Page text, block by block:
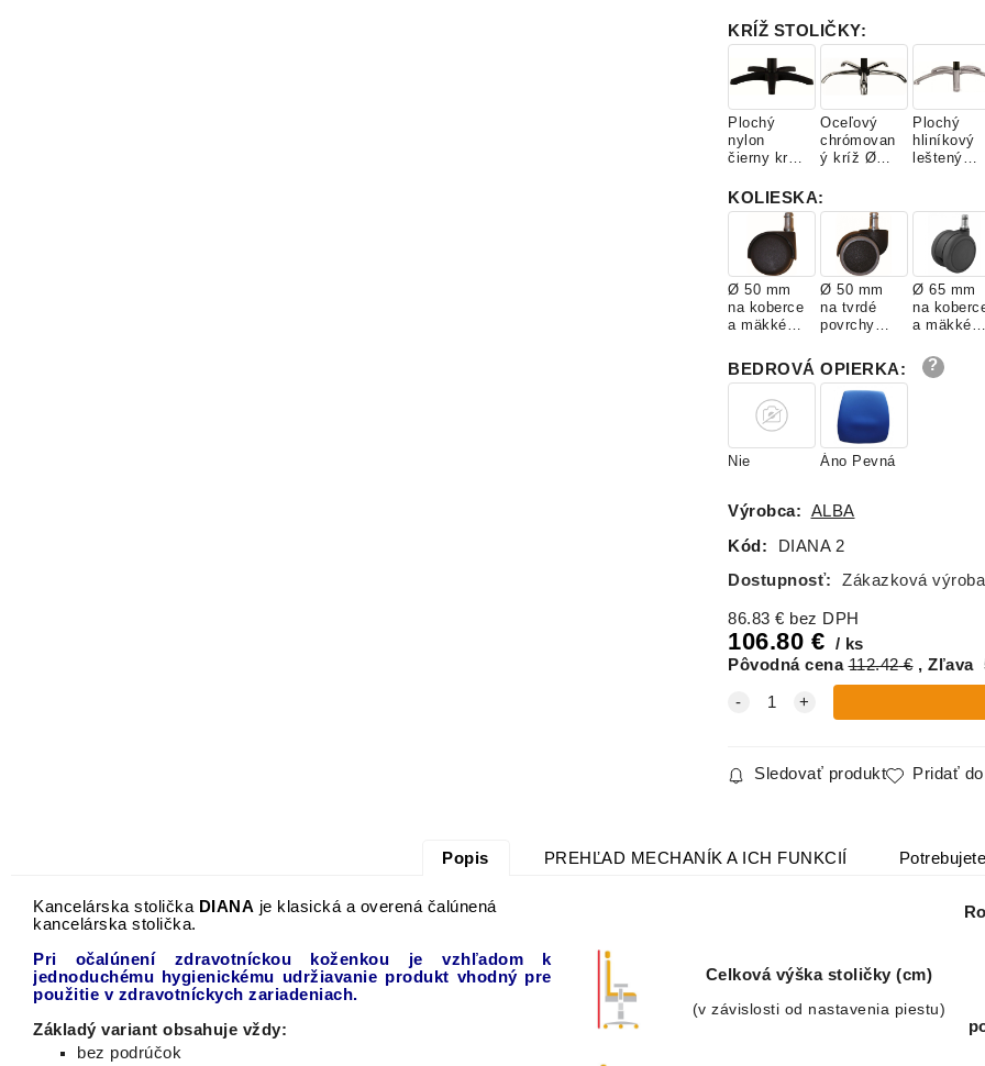
KRÍŽ STOLIČKY:
Plochý
nylon
čierny kríž
(1BAS01)
Oceľový
chrómovan
ý kríž Ø
čierny
piest
(1BAS09)
Plochý
hliníkový
leštený
čierny
piest
(1BAS11)
KOLIESKA:
Ø 50 mm
na koberce
a mäkké
(1KOL01)
Ø 50 mm
na tvrdé
povrchy
Ø 65 mm
na
a mäkké
(1KOL05)
BEDROVÁ OPIERKA:
Nie Áno Pevná
Výrobca: ALBA
Kód:
DIANA 2
Dostupnosť:
Zákazková
86.83 € bez DPH
106.80 €
ks
Pôvodná cena 112.42€ Zľava
Sledovať produkt Pridať
Popis PREHĽAD MECHANÍK A ICH FUNKCIÍ
Kancelárska stolička DIANA je klasická a overená čalúnená
kancelárska stolička.
Pri
očalúnení zdravotníckou koženkou je vzhľadom
k
jednoduchému
hygienickému udržiavanie produkt vhodný pre
použitie v zdravotníckych zariadeniach.
Základý variant obsahuje vždy:
bez podrúčok
Celková výška stoličky (cm)
(v závislosti od nastavenia piestu)